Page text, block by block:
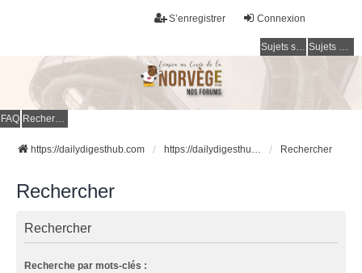
Connexion
S’enregistrer
Sujets sans réponse Sujets actifs
FAQ Rechercher
https://dailydigesthub.com https://dailydigesthub.com Rechercher
Rechercher
Rechercher
Recherche par mots-clés :